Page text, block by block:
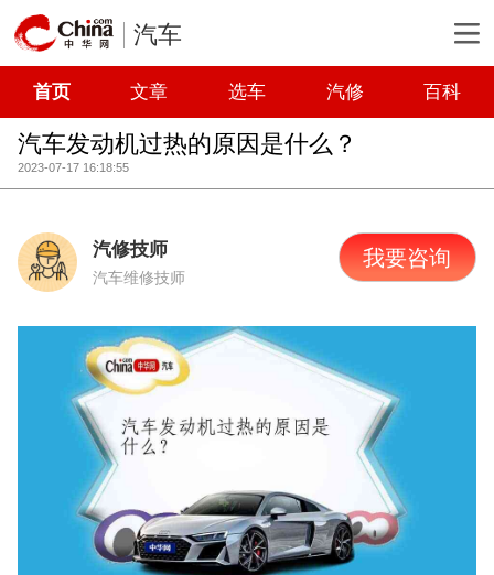
汽车
首页 文章 选车 汽修 百科
汽车发动机过热的原因是什么？
2023-07-17 16:18:55
汽修技师
汽车维修技师
我要咨询